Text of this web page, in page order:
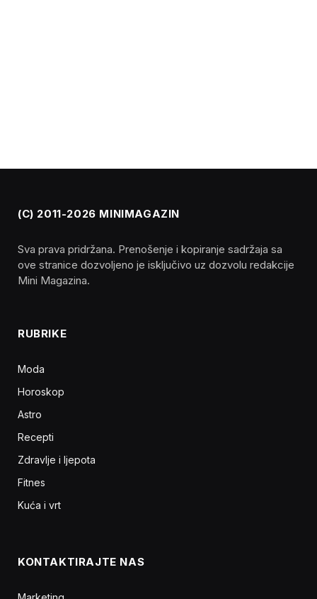
(C) 2011-2026 MINIMAGAZIN
Sva prava pridržana. Prenošenje i kopiranje sadržaja sa
ove stranice dozvoljeno je isključivo uz dozvolu redakcije
Mini Magazina.
RUBRIKE
Moda
Horoskop
Astro
Recepti
Zdravlje i ljepota
Fitnes
Kuća i vrt
KONTAKTIRAJTE NAS